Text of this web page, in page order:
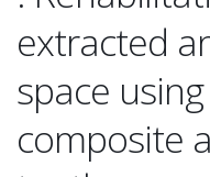
extracted
space
composite